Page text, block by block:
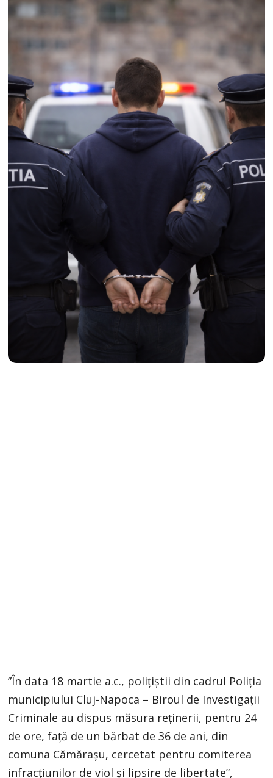
”În data 18 martie a.c., poliţiştii din cadrul Poliţia
municipiului Cluj-Napoca – Biroul de Investigaţii
Criminale au dispus măsura reţinerii, pentru 24
de ore, faţă de un bărbat de 36 de ani, din
comuna Cămăraşu, cercetat pentru comiterea
infracţiunilor de viol şi lipsire de libertate”,